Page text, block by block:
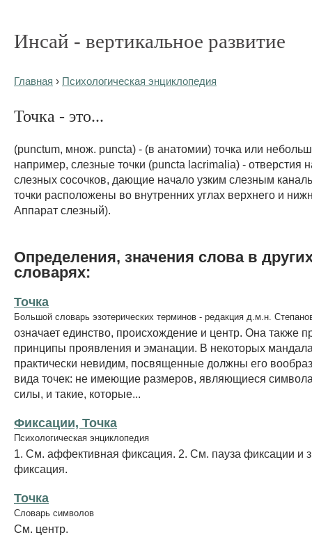
Инсай - вертикальное развитие
Главная › Психологическая энциклопедия
Точка - это...
(punctum, множ. puncta) - (в анатомии) точка или
например, слезные точки (puncta lacrimalia) - отверстия
слезных сосочков, дающие начало узким слезным
точки расположены во внутренних углах верхнего и
Аппарат слезный).
Определения, значения слова в
словарях:
Точка
Большой словарь эзотерических терминов - редакция д.м.н.
означает единство, происхождение и центр. Она также
принципы проявления и эманации. В некоторых
практически невидим, посвященные должны его
вида точек: не имеющие размеров, являющиеся
силы, и такие, которые...
Фиксации, Точка
Психологическая энциклопедия
1. См. аффективная фиксация. 2. См. пауза фиксации и
фиксация.
Точка
Словарь символов
См. центр.